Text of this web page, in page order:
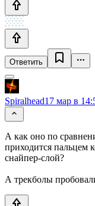
Ответить
Spiralhead17 мар в
А как оно по
приходится пальцем
снайпер-слой?
А трекболы